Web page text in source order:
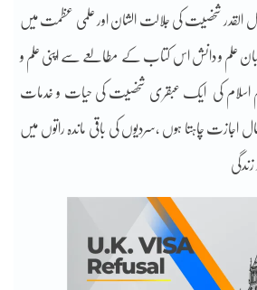
القدر شخصیت کی جلالت الشان اور علمی عظمت میں
علم و دانش اس کتاب کے مطالعے سے اپنی علم و
اسلام کی ایک عبقری شخصیت کی حیات و خدمات
اجازت چاہتا ہوں ،سردیوں کی باقی ماندہ راتوں میں